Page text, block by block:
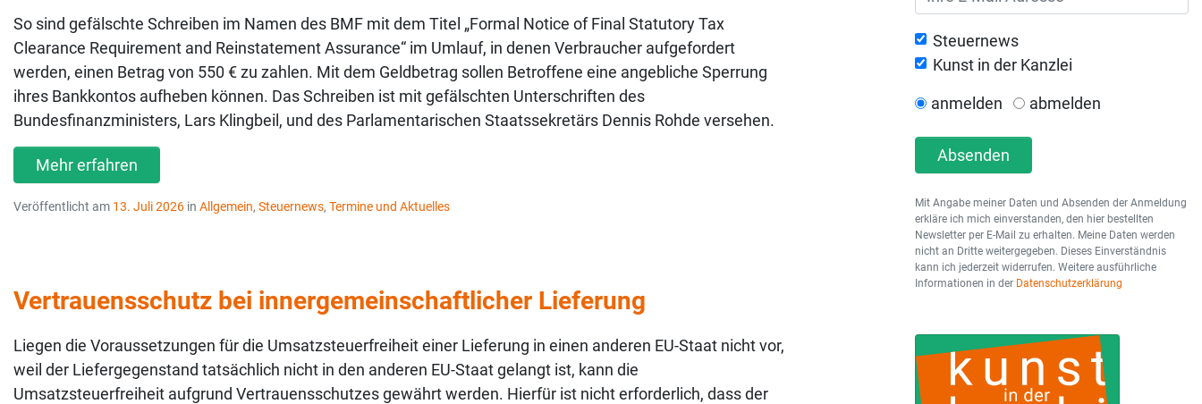
So sind gefälschte Schreiben im Namen des BMF mit dem Titel „Formal Notice of Final Statutory Tax
Clearance Requirement and Reinstatement Assurance“ im Umlauf, in denen Verbraucher aufgefordert
werden, einen Betrag von 550 € zu zahlen. Mit dem Geldbetrag sollen Betroffene eine angebliche Sperrung
ihres Bankkontos aufheben können. Das Schreiben ist mit gefälschten Unterschriften des
Bundesfinanzministers, Lars Klingbeil, und des Parlamentarischen Staatssekretärs Dennis Rohde versehen.
Mehr erfahren
Veröffentlicht am 13. Juli 2026 in Allgemein, Steuernews, Termine und Aktuelles
Vertrauensschutz bei innergemeinschaftlicher Lieferung
Liegen die Voraussetzungen für die Umsatzsteuerfreiheit einer Lieferung in einen anderen EU-Staat nicht vor,
weil der Liefergegenstand tatsächlich nicht in den anderen EU-Staat gelangt ist, kann die
Umsatzsteuerfreiheit aufgrund Vertrauensschutzes gewährt werden. Hierfür ist nicht erforderlich, dass der
Steuernews
Kunst in der Kanzlei
anmelden abmelden
Absenden
Mit Angabe meiner Daten und Absenden der Anmeldung
erkläre ich mich einverstanden, den hier bestellten
Newsletter per E-Mail zu erhalten. Meine Daten werden
nicht an Dritte weitergegeben. Dieses Einverständnis
kann ich jederzeit widerrufen. Weitere ausführliche
Informationen in der Datenschutzerklärung